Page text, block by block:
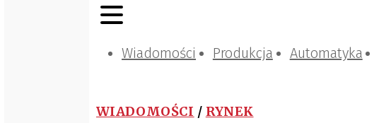
Wiadomości Produkcja Automatyka
WIADOMOŚCI / RYNEK